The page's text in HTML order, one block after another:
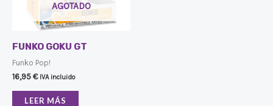
AGOTADO
FUNKO GOKU GT
Funko Pop!
16,95€ IVA incluido
LEER MÁS